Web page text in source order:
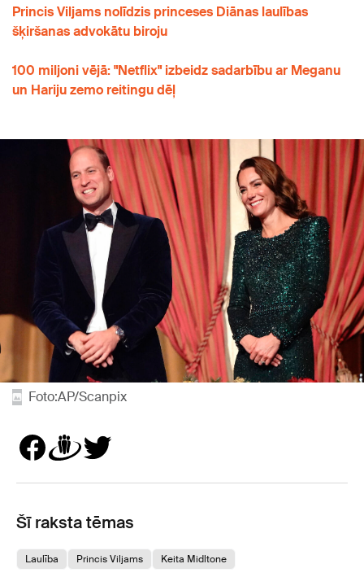
Princis Viljams nolīdzis princeses Diānas laulības
šķiršanas advokātu biroju
100 miljoni vējā: "Netflix" izbeidz sadarbību ar Meganu
un Hariju zemo reitingu dēļ
Foto:AP/Scanpix
Šī raksta tēmas
Laulība Princis Viljams Keita Midltone